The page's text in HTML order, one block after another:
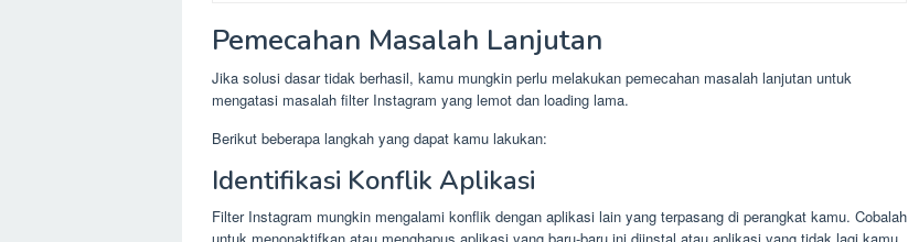
Pemecahan Masalah Lanjutan
Jika solusi dasar tidak berhasil, kamu mungkin perlu melakukan pemecahan masalah lanjutan untuk
mengatasi masalah filter Instagram yang lemot dan loading lama.
Berikut beberapa langkah yang dapat kamu lakukan:
Identifikasi Konflik Aplikasi
Filter Instagram mungkin mengalami konflik dengan aplikasi lain yang terpasang di perangkat kamu. Cobalah
untuk menonaktifkan atau menghapus aplikasi yang baru-baru ini diinstal atau aplikasi yang tidak lagi kamu